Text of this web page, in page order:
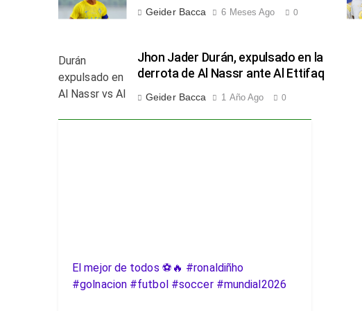
Geider Bacca 6 Meses Ago 0
Jhon Jader Durán, expulsado en la
derrota de Al Nassr ante Al Ettifaq
Geider Bacca 1 Año Ago 0
El mejor de todos ⚽️🔥 #ronaldiñho
#golnacion #futbol #soccer #mundial2026